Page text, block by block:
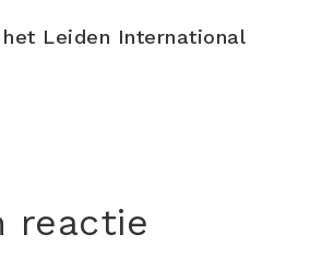
Leiden International
reactie